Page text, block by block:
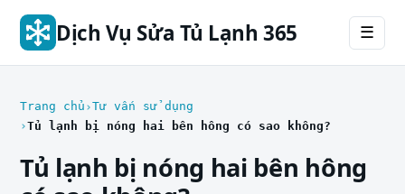
Dịch Vụ Sửa Tủ Lạnh 365 ☰
Trang chủ Tư vấn sử dụng
Tủ lạnh bị nóng hai bên hông có sao không?
Tủ lạnh bị nóng hai bên hông